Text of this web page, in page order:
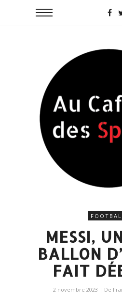
MESSI,
BALLON
FAIT
2 novembre 2023 | De